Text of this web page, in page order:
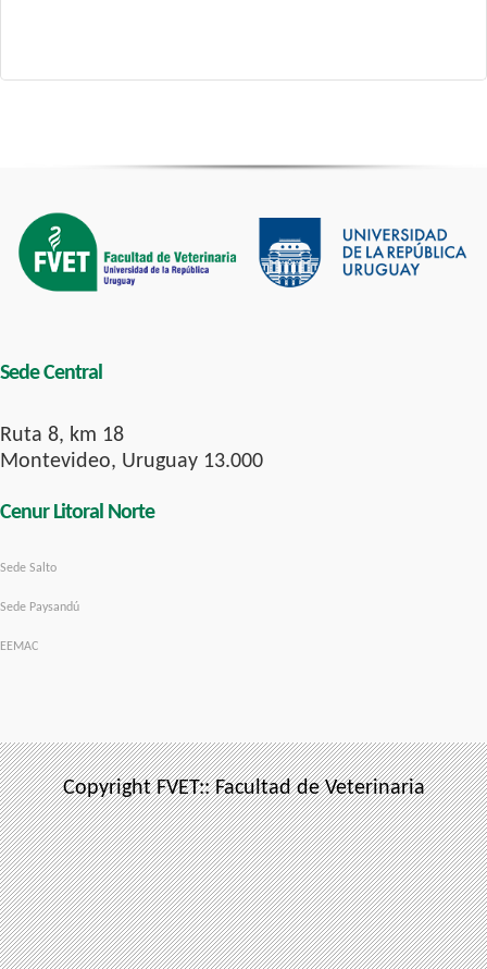
Sede Central
Ruta 8, km 18
Montevideo, Uruguay 13.000
Cenur Litoral Norte
Sede Salto
Sede Paysandú
EEMAC
Copyright FVET:: Facultad de Veterinaria